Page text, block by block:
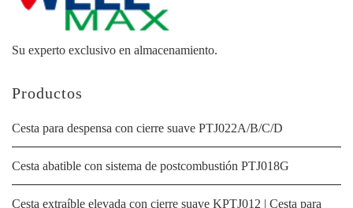
Su experto exclusivo en almacenamiento.
Productos
Cesta para despensa con cierre suave PTJ022A/B/C/D
Cesta abatible con sistema de postcombustión PTJ018G
Cesta extraíble elevada con cierre suave KPTJ012 | Cesta para